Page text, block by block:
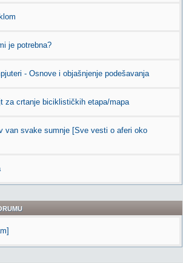
je potrebna?
- Osnove i objašnjenje podešavanja
za crtanje biciklističkih etapa/mapa
van svake sumnje [Sve vesti o aferi oko